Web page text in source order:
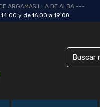
ARGAMASILLA DE ALBA ---
y de 16:00 a 19:00